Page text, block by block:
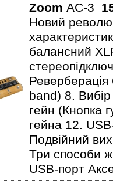
Zoom AC-3
Новий
балансний
Реверберація
band) 8. Вибір
гейн (Кнопка
гейна 12.
Подвійний
Три способи
USB-порт